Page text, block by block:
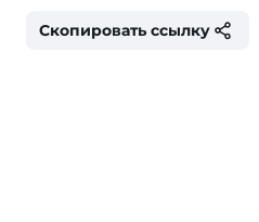
Скопировать ссылку